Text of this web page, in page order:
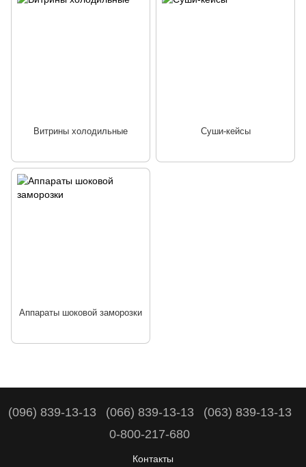
Витрины холодильные Суши-кейсы
Аппараты шоковой заморозки
(096) 839-13-13 (066) 839-13-13
(063) 839-13-13
0-800-217-680
Контакты